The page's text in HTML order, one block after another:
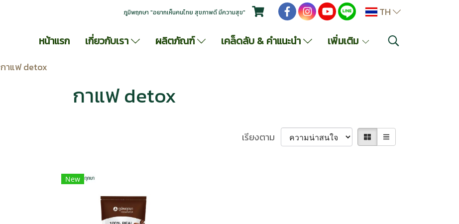
ภูมิพฤกษา "อยากเห็นคนไทย สุขภาพดี มีความสุข" TH
หน้าแรก เกี่ยวกับเรา ผลิตภัณฑ์ เคล็ดลับ & คำแนะนำ เพิ่มเติม
กาแฟ detox
กาแฟ detox
เรียงตาม
New